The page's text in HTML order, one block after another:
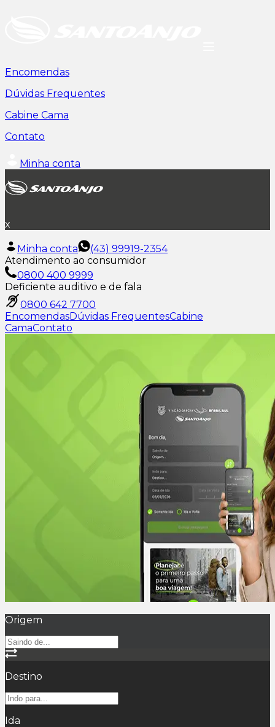
Encomendas
Dúvidas Frequentes
Cabine Cama
Contato
Minha conta
x
Minha conta
(43) 99919-2354
Atendimento ao consumidor
0800 400 9999
Deficiente auditivo e de fala
0800 642 7700
EncomendasDúvidas FrequentesCabine
CamaContato
Origem
Destino
Ida